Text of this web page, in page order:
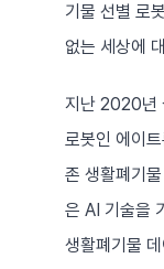
기물 선별 로
없는 세상에
지난 2020년
로봇인 에이
존 생활폐기
은 AI 기술을
생활폐기물